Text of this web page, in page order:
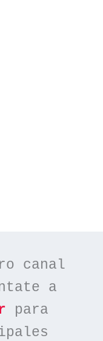
canal
a
para